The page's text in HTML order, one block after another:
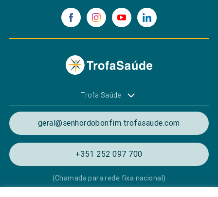
Trofa Saúde
geral@senhordobonfim.trofasaude.com
+351 252 097 700
(Chamada para rede fixa nacional)